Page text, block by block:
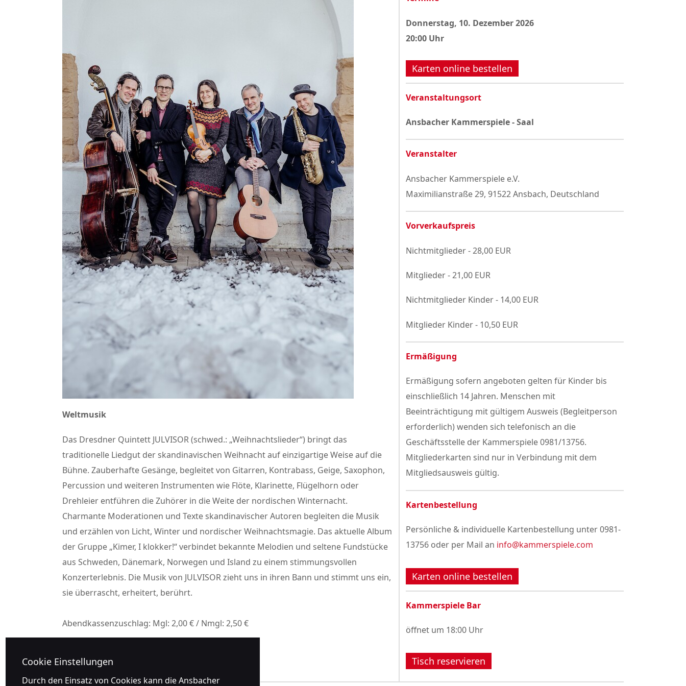
Cookie Einstellungen
Durch den Einsatz von Cookies kann die Ansbacher
Datenschutzerklärung
Weltmusik
Das Dresdner Quintett JULVISOR (schwed.: „Weihnachtslieder“) bringt das
traditionelle Liedgut der skandinavischen Weihnacht auf einzigartige Weise auf die
Bühne. Zauberhafte Gesänge, begleitet von Gitarren, Kontrabass, Geige, Saxophon,
Percussion und weiteren Instrumenten wie Flöte, Klarinette, Flügelhorn oder
Drehleier entführen die Zuhörer in die Weite der nordischen Winternacht.
Charmante Moderationen und Texte skandinavischer Autoren begleiten die Musik
und erzählen von Licht, Winter und nordischer Weihnachtsmagie. Das aktuelle Album
der Gruppe „Kimer, I klokker!“ verbindet bekannte Melodien und seltene Fundstücke
aus Schweden, Dänemark, Norwegen und Island zu einem stimmungsvollen
Konzerterlebnis. Die Musik von JULVISOR zieht uns in ihren Bann und stimmt uns ein,
sie überrascht, erheitert, berührt.
Abendkassenzuschlag: Mgl: 2,00 € / Nmgl: 2,50 €
Donnerstag, 10. Dezember 2026
20:00 Uhr
Karten online bestellen
Veranstaltungsort
Ansbacher Kammerspiele - Saal
Veranstalter
Ansbacher Kammerspiele e.V.
Maximilianstraße 29, 91522 Ansbach, Deutschland
Vorverkaufspreis
Nichtmitglieder - 28,00 EUR
Mitglieder - 21,00 EUR
Nichtmitglieder Kinder - 14,00 EUR
Mitglieder Kinder - 10,50 EUR
Ermäßigung
Ermäßigung sofern angeboten gelten für Kinder bis
einschließlich 14 Jahren. Menschen mit
Beeinträchtigung mit gültigem Ausweis (Begleitperson
erforderlich) wenden sich telefonisch an die
Geschäftsstelle der Kammerspiele 0981/13756.
Mitgliederkarten sind nur in Verbindung mit dem
Mitgliedsausweis gültig.
Kartenbestellung
Persönliche & individuelle Kartenbestellung unter 0981-
13756 oder per Mail an info@kammerspiele.com
Karten online bestellen
Kammerspiele Bar
öffnet um 18:00 Uhr
Tisch reservieren